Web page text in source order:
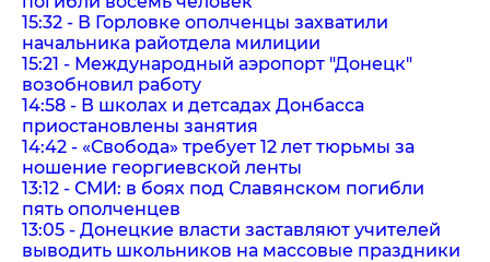
15:32 - В Горловке ополченцы захватили
начальника райотдела милиции
15:21 - Международный аэропорт "Донецк"
возобновил работу
14:58 - В школах и детсадах Донбасса
приостановлены занятия
14:42 - «Свобода» требует 12 лет тюрьмы за
ношение георгиевской ленты
13:12 - СМИ: в боях под Славянском погибли
пять ополченцев
13:05 - Донецкие власти заставляют учителей
выводить школьников на массовые праздники